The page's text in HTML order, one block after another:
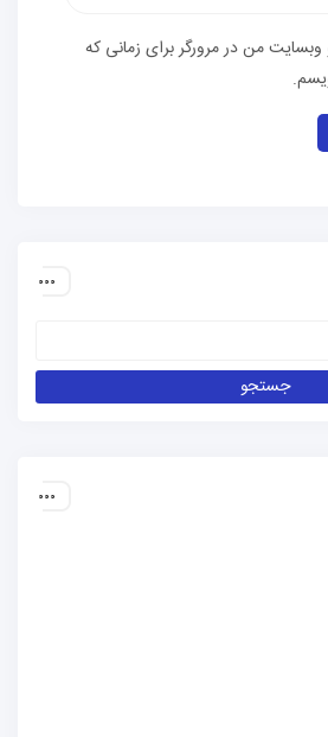
وبسایت من در مرورگر برای زمانی که